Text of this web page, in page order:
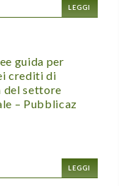
LEGGI
guida per
crediti di
del settore
– Pubblicaz
LEGGI